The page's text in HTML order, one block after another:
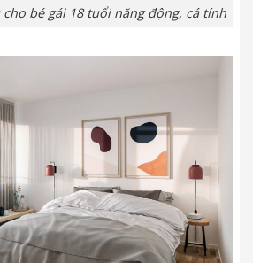
bé gái 18 tuổi năng động, cá tính